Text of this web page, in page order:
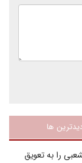
ها
را به تعویق